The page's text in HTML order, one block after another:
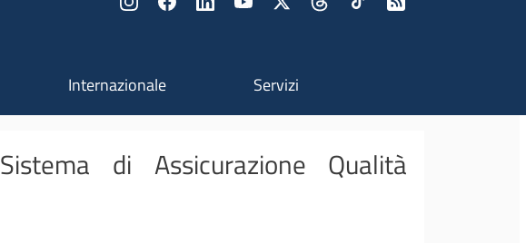
Internazionale Servizi
di Assicurazione Qualità